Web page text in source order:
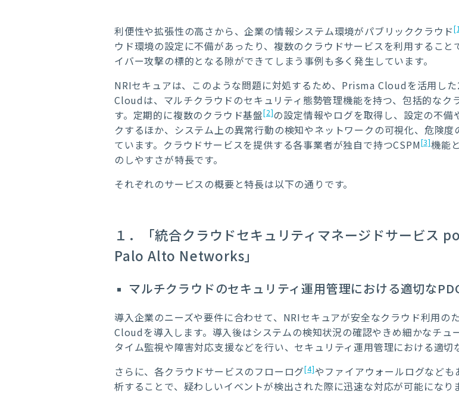
利便性や拡張性の高さから、企業の情報システム環境がパブリッククラウド
ウド環境の設定に不備があったり、複数のクラウドサービスを利用するこ
イバー攻撃の標的となる隙ができてしまう事例も多く発生しています。
NRIセキュアは、このような問題に対処するため、Prisma Cloudを活用し
Cloudは、マルチクラウドのセキュリティ態勢管理機能を持つ、包括的なク
す。定期的に複数のクラウド基盤[2]の設定情報やログを取得し、設定の不
クするほか、システム上の異常行動の検知やネットワークの可視化、危険
ています。クラウドサービスを提供する各事業者が独自で持つCSPM[3]機能
のしやすさが特長です。
それぞれのサービスの概要と特長は以下の通りです。
１．「統合クラウドセキュリティマネージドサービ
Palo Alto Networks」
マルチクラウドのセキュリティ運用管理における適切な
導入企業のニーズや要件に合わせて、NRIセキュアが安全なクラウド利用
Cloudを導入します。導入後はシステムの検知状況の確認やきめ細かなチュ
タイム監視や障害対応支援などを行い、セキュリティ運用管理における適切
さらに、各クラウドサービスのフローログ[4]やファイアウォールログなど
析することで、疑わしいイベントが検出された際に迅速な対応が可能になり